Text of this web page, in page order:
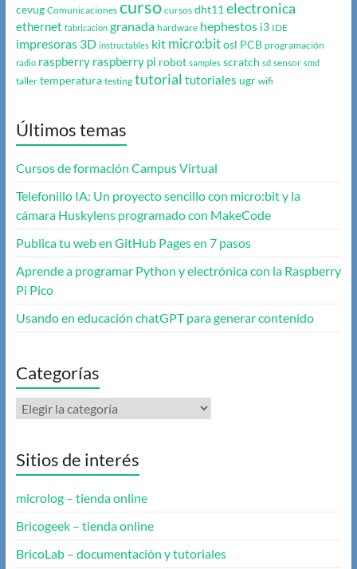
cevug Comunicaciones curso cursos dht11 electronica
ethernet fabricacion granada hardware hephestos i3 IDE
impresoras 3D instructables kit micro:bit osl PCB programación
radio raspberry raspberry pi robot samples scratch sd sensor smd
taller temperatura testing tutorial tutoriales ugr wifi
Últimos temas
Cursos de formación Campus Virtual
Telefonillo IA: Un proyecto sencillo con micro:bit y la
cámara Huskylens programado con MakeCode
Publica tu web en GitHub Pages en 7 pasos
Aprende a programar Python y electrónica con la Raspberry
Pi Pico
Usando en educación chatGPT para generar contenido
Categorías
Categorías
Sitios de interés
microlog – tienda online
Bricogeek – tienda online
BricoLab – documentación y tutoriales